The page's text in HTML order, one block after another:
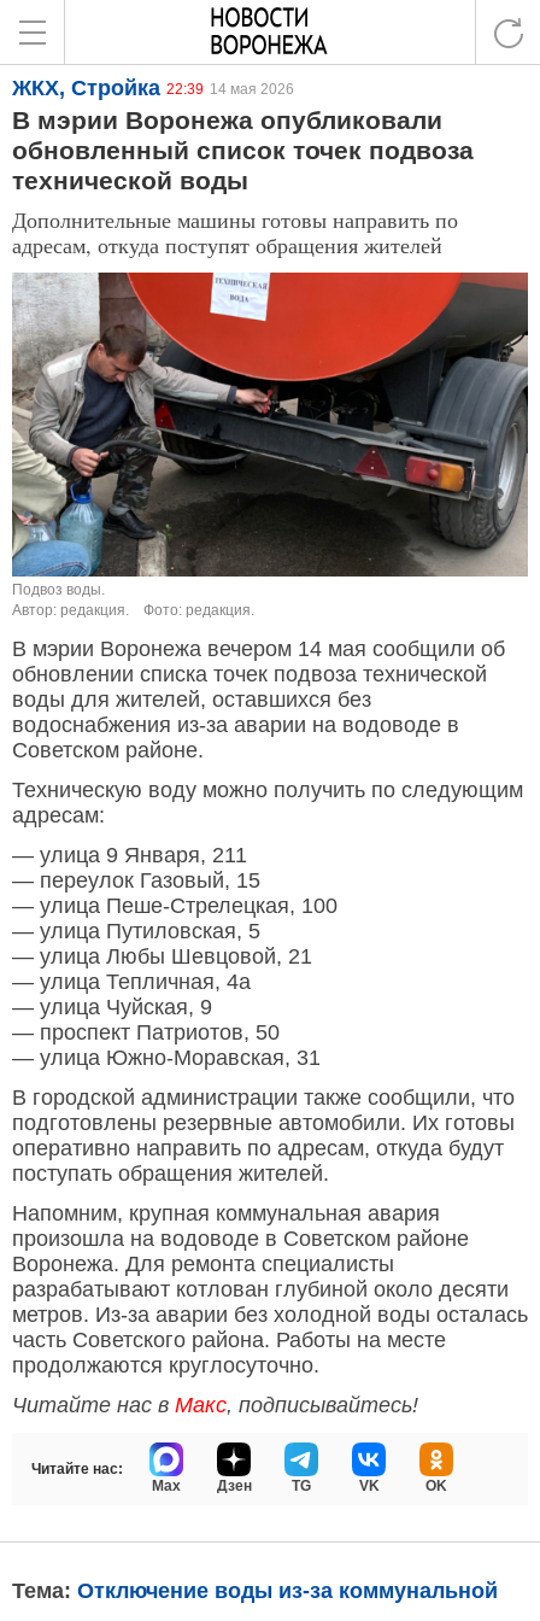
ЖКХ, Стройка 22:39 14 мая 2026
В мэрии Воронежа опубликовали
обновленный список точек подвоза
технической воды
Дополнительные машины готовы направить по
адресам, откуда поступят обращения жителей
Подвоз воды.
Автор: редакция.
Фото: редакция.
В мэрии Воронежа вечером 14 мая сообщили об
обновлении списка точек подвоза технической
воды для жителей, оставшихся без
водоснабжения из-за аварии на водоводе в
Советском районе.
Техническую воду можно получить по следующим
адресам:
— улица 9 Января, 211
— переулок Газовый, 15
— улица Пеше-Стрелецкая, 100
— улица Путиловская, 5
— улица Любы Шевцовой, 21
— улица Тепличная, 4а
— улица Чуйская, 9
— проспект Патриотов, 50
— улица Южно-Моравская, 31
В городской администрации также сообщили, что
подготовлены резервные автомобили. Их готовы
оперативно направить по адресам, откуда будут
поступать обращения жителей.
Напомним, крупная коммунальная авария
произошла на водоводе в Советском районе
Воронежа. Для ремонта специалисты
разрабатывают котлован глубиной около десяти
метров. Из-за аварии без холодной воды осталась
часть Советского района. Работы на месте
продолжаются круглосуточно.
Читайте нас в Макс, подписывайтесь!
Читайте нас:
Max
Дзен TG VK OK
Тема: Отключение воды из-за коммунальной